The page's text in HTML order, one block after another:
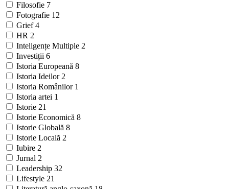
Filosofie 7
Fotografie 12
Grief4
HR 2
Inteligențe Multiple 2
Investiții 6
Istoria Europeană 8
Istoria Ideilor 2
Istoria Românilor 1
Istoria artei 1
Istorie 21
Istorie Economică 8
Istorie Globală 8
Istorie Locală 2
Iubire 2
Jurnal 2
Leadership 32
Lifestyle 21